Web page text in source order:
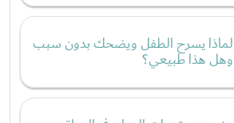
لماذا يسرح الطفل ويضحك بدون سبب
وهل هذا طبيعي؟